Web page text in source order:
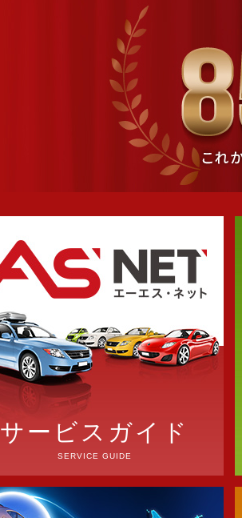
サービスガイド
SERVICE GUIDE